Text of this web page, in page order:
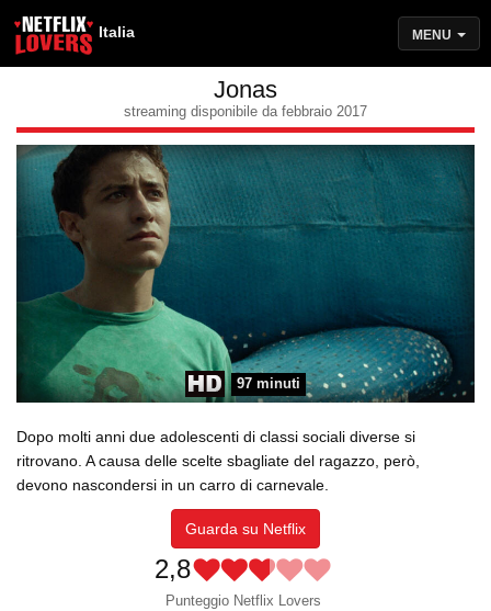
Italia MENU
Jonas
streaming disponibile da febbraio 2017
97 minuti
Dopo molti anni due adolescenti di classi sociali diverse si
ritrovano. A causa delle scelte sbagliate del ragazzo, però,
devono nascondersi in un carro di carnevale.
Guarda su Netflix
2,8
Punteggio Netflix Lovers